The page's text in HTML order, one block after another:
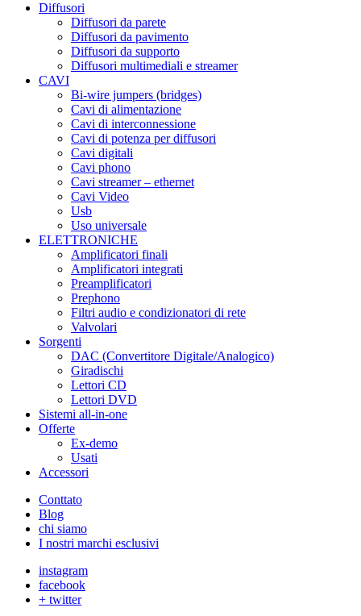
Diffusori
Diffusori da parete
Diffusori da pavimento
Diffusori da supporto
Diffusori multimediali e streamer
CAVI
Bi-wire jumpers (bridges)
Cavi di alimentazione
Cavi di interconnessione
Cavi di potenza per diffusori
Cavi digitali
Cavi phono
Cavi streamer – ethernet
Cavi Video
Usb
Uso universale
ELETTRONICHE
Amplificatori finali
Amplificatori integrati
Preamplificatori
Prephono
Filtri audio e condizionatori di rete
Valvolari
Sorgenti
DAC (Convertitore Digitale/Analogico)
Giradischi
Lettori CD
Lettori DVD
Sistemi all-in-one
Offerte
Ex-demo
Usati
Accessori
Conttato
Blog
chi siamo
I nostri marchi esclusivi
instagram
facebook
+ twitter